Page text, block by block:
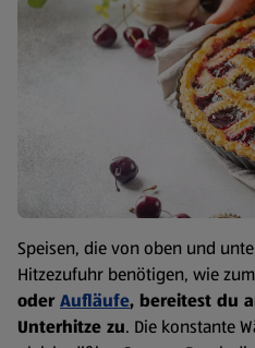
Speisen, die von oben und
Hitzezufuhr benötigen, wie
oder Aufläufe, bereitest du
Unterhitze zu. Die konstante